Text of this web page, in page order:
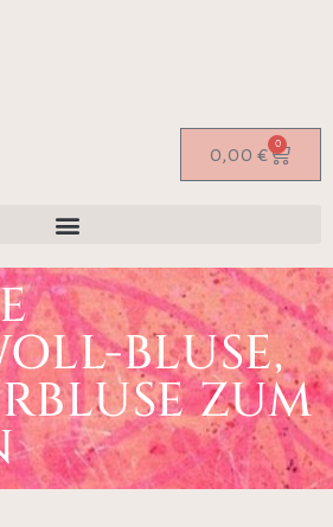
0,00 € 0
BLUSE,
ZUM